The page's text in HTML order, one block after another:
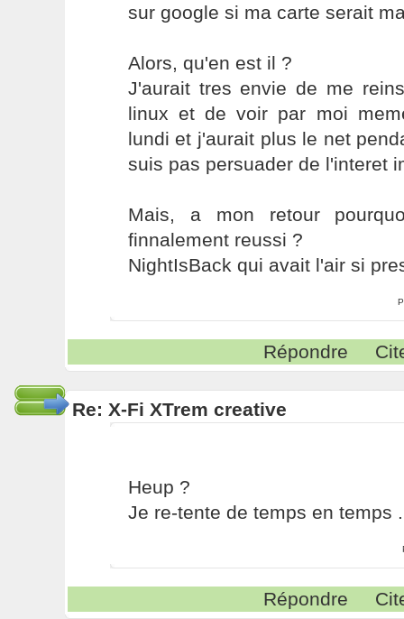
sur google si ma carte serait
Alors, qu'en est il ?
J'aurait tres envie de me
linux et de voir par moi
lundi et j'aurait plus le net
suis pas persuader de l'interet
Mais, a mon retour
finnalement reussi ?
NightIsBack qui avait l'air si
Répondre
Re: X-Fi XTrem creative
Heup ?
Je re-tente de temps en temps
Répondre